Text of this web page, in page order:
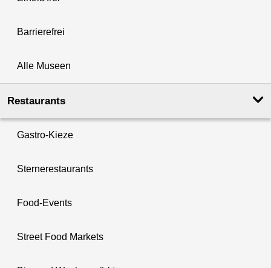
Barrierefrei
Alle Museen
Restaurants
Gastro-Kieze
Sternerestaurants
Food-Events
Street Food Markets